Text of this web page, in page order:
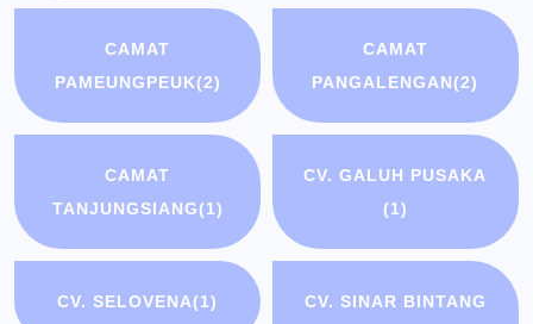
CAMAT
PAMEUNGPEUK(2)
CAMAT
PANGALENGAN(2)
CAMAT
TANJUNGSIANG(1)
CV. GALUH PUSAKA
(1)
CV. SELOVENA(1)
CV. SINAR BINTANG